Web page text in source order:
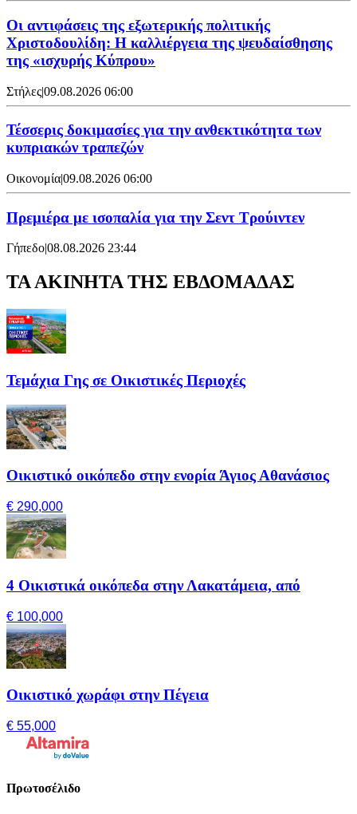
Οι αντιφάσεις της εξωτερικής πολιτικής
Χριστοδουλίδη: Η καλλιέργεια της ψευδαίσθησης
της «ισχυρής Κύπρου»
Στήλες|09.08.2026 06:00
Τέσσερις δοκιμασίες για την ανθεκτικότητα των
κυπριακών τραπεζών
Οικονομία|09.08.2026 06:00
Πρεμιέρα με ισοπαλία για την Σεντ Τρούιντεν
Γήπεδο|08.08.2026 23:44
ΤΑ ΑΚΙΝΗΤΑ ΤΗΣ ΕΒΔΟΜΑΔΑΣ
Τεμάχια Γης σε Οικιστικές Περιοχές
Οικιστικό οικόπεδο στην ενορία Άγιος Αθανάσιος
€ 290,000
4 Οικιστικά οικόπεδα στην Λακατάμεια, από
€ 100,000
Οικιστικό χωράφι στην Πέγεια
€ 55,000
Πρωτοσέλιδο